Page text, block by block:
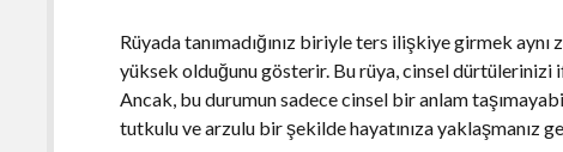
Rüyada tanımadığınız biriyle ters ilişkiye girmek aynı
yüksek olduğunu gösterir. Bu rüya, cinsel
Ancak, bu durumun sadece cinsel bir anlam
tutkulu ve arzulu bir şekilde hayatınıza yaklaşmanız